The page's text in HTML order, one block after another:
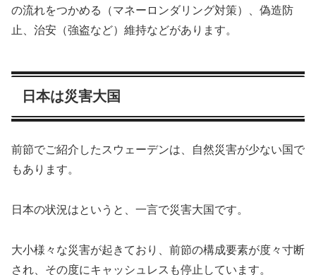
の流れをつかめる（マネーロンダリング対策）、偽造防
止、治安（強盗など）維持などがあります。
日本は災害大国
前節でご紹介したスウェーデンは、自然災害が少ない国で
もあります。
日本の状況はというと、一言で災害大国です。
大小様々な災害が起きており、前節の構成要素が度々寸断
され、その度にキャッシュレスも停止しています。